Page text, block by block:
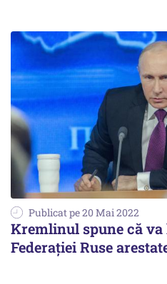
Publicat pe 20 Mai 2022
Kremlinul spune că
Federației Ruse